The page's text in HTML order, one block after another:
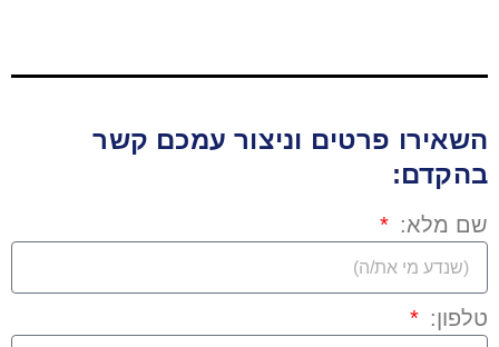
השאירו פרטים וניצור עמכם קשר
בהקדם:
שם מלא:
טלפון: